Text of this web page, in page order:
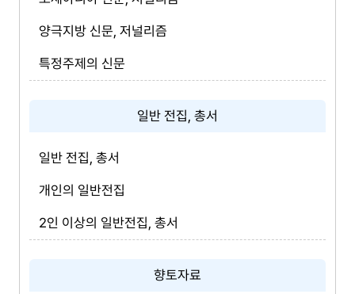
양극지방 신문, 저널리즘
특정주제의 신문
일반 전집, 총서
일반 전집, 총서
개인의 일반전집
2인 이상의 일반전집, 총서
향토자료